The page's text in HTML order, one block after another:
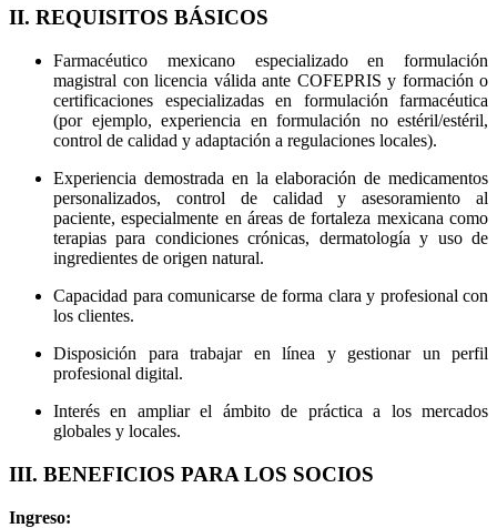
II. REQUISITOS BÁSICOS
Farmacéutico mexicano especializado en formulación
magistral con licencia válida ante COFEPRIS y formación o
certificaciones especializadas en formulación farmacéutica
(por ejemplo, experiencia en formulación no estéril/estéril,
control de calidad y adaptación a regulaciones locales).
Experiencia demostrada en la elaboración de medicamentos
personalizados, control de calidad y asesoramiento al
paciente, especialmente en áreas de fortaleza mexicana como
terapias para condiciones crónicas, dermatología y uso de
ingredientes de origen natural.
Capacidad para comunicarse de forma clara y profesional con
los clientes.
Disposición para trabajar en línea y gestionar un perfil
profesional digital.
Interés en ampliar el ámbito de práctica a los mercados
globales y locales.
III. BENEFICIOS PARA LOS SOCIOS
Ingreso: